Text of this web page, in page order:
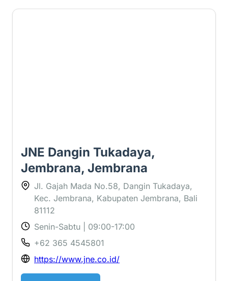
JNE Dangin Tukadaya,
Jembrana, Jembrana
Jl. Gajah Mada No.58, Dangin Tukadaya,
Kec. Jembrana, Kabupaten Jembrana, Bali
81112
Senin-Sabtu | 09:00-17:00
+62 365 4545801
https://www.jne.co.id/